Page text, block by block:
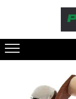
Sonorizare / PA
Adaptoare phantom
Adresare publica